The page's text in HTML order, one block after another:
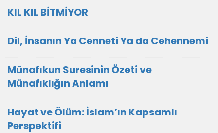
KIL KIL BİTMİYOR
Dil, İnsanın Ya Cenneti Ya da Cehennemi
Münafıkun Suresinin Özeti ve
Münafıklığın Anlamı
Hayat ve Ölüm: İslam’ın Kapsamlı
Perspektifi